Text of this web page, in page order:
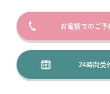
お電話でのご
24時間